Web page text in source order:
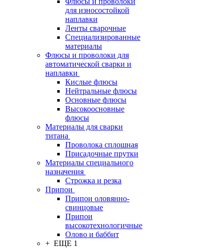
для износостойкой
наплавки
Ленты сварочные
Специализированные
материалы
Флюсы и проволоки для
автоматической сварки и
наплавки
Кислые флюсы
Нейтральные флюсы
Основные флюсы
Высокоосновные
флюсы
Материалы для сварки
титана
Проволока сплошная
Присадочные прутки
Материалы специального
назначения
Строжка и резка
Припои
Припои оловянно-
свинцовые
Припои
высокотехнологичные
Олово и баббит
+ ЕЩЕ 1